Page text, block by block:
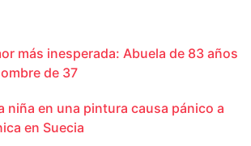
más inesperada: Abuela de 83 años
de 37
niña en una pintura causa pánico a
en Suecia